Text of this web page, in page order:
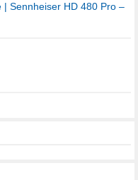
| Sennheiser HD 480 Pro –